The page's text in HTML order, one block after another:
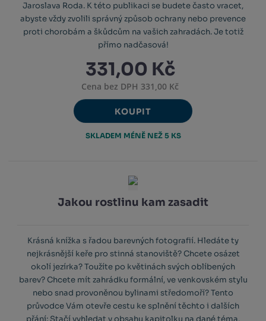
Jaroslava Roda. K této publikaci se budete často vracet,
abyste vždy zvolili správný způsob ochrany nebo prevence
proti chorobám a škůdcům na vašich zahradách. Je totiž
přímo nadčasová!
331,00 Kč
Cena bez DPH 331,00 Kč
KOUPIT
SKLADEM MÉNĚ NEŽ 5 KS
Jakou rostlinu kam zasadit
Krásná knížka s řadou barevných fotografií. Hledáte ty
nejkrásnější keře pro stinná stanoviště? Chcete osázet
okolí jezírka? Toužíte po květinách svých oblíbených
barev? Chcete mít zahrádku formální, ve venkovském stylu
nebo snad provoněnou bylinami středomoří? Tento
průvodce Vám otevře cestu ke splnění těchto i dalších
přání: Stačí vyhledat v obsahu kapitolku na dané téma,